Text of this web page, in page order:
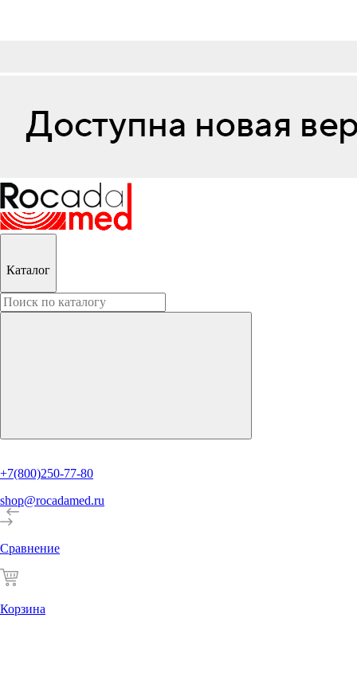
Каталог
+7(800)250-77-80
shop@rocadamed.ru
Сравнение
Корзина